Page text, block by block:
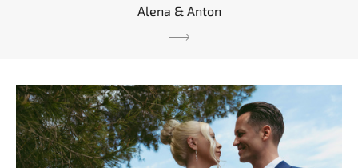
Alena & Anton